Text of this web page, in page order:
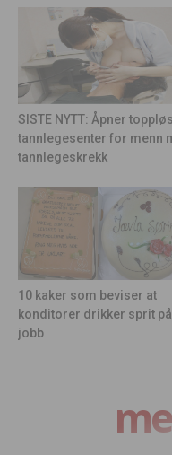
SISTE NYTT: Åpner toppløs
tannlegesenter for menn
tannlegeskrekk
10 kaker som beviser at
konditorer drikker sprit på
jobb